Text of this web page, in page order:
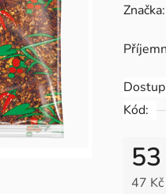
je
z
5
Kód:
47